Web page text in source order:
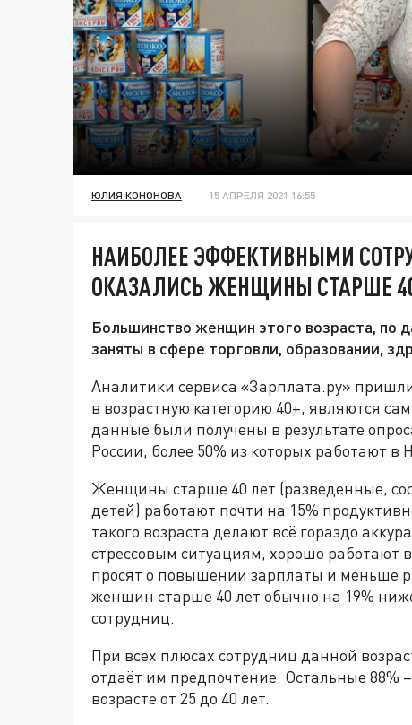
ЮЛИЯ КОНОНОВА 15 АПРЕЛЯ 2021 16:55
НАИБОЛЕЕ ЭФФЕКТИВНЫМИ
ОКАЗАЛИСЬ ЖЕНЩИНЫ СТАРШЕ
Большинство женщин этого возраста, по
заняты в сфере торговли, образовании,
Аналитики сервиса «Зарплата.ру»
в возрастную категорию 40+, являются
данные были получены в результате
России, более 50% из которых работают в
Женщины старше 40 лет (разведенные,
детей) работают почти на 15%
такого возраста делают всё гораздо
стрессовым ситуациям, хорошо работают
просят о повышении зарплаты и меньше
женщин старше 40 лет обычно на 19%
сотрудниц.
При всех плюсах сотрудниц данной
отдаёт им предпочтение. Остальные 88%
возрасте от 25 до 40 лет.